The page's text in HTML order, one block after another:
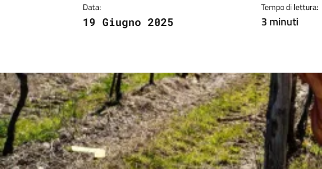
Data:
19 Giugno 2025
Tempo di lettura:
3 minuti
Image